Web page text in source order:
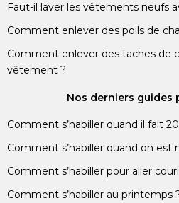
Faut-il laver les vêtements neufs
Comment enlever des poils de
Comment enlever des taches de
vêtement ?
Nos derniers guides
Comment s’habiller quand il fait
Comment s’habiller quand on est
Comment s’habiller pour aller
Comment s’habiller au printemps